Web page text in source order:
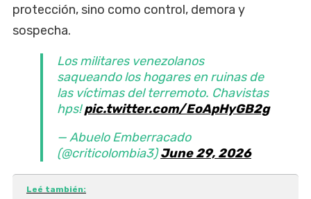
protección, sino como control, demora y
sospecha.
Los militares venezolanos
saqueando los hogares en ruinas de
las víctimas del terremoto. Chavistas
hps!pic.twitter.com/EoApHyGB2g
— Abuelo Emberracado
(@criticolombia3)June 29, 2026
Leé también: